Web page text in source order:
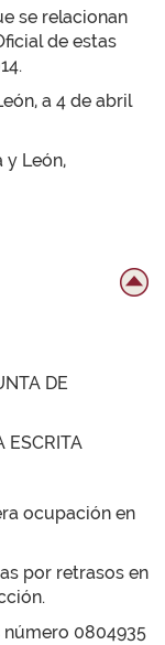
se relacionan
de estas
a 4 de abril
y León,
DE
ESCRITA
ocupación en
por retrasos en
0804935